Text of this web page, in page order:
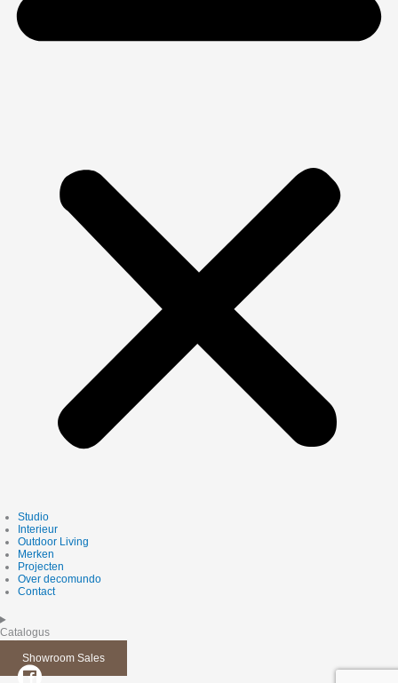
Studio
Interieur
Outdoor Living
Merken
Projecten
Over decomundo
Contact
Catalogus
Showroom Sales